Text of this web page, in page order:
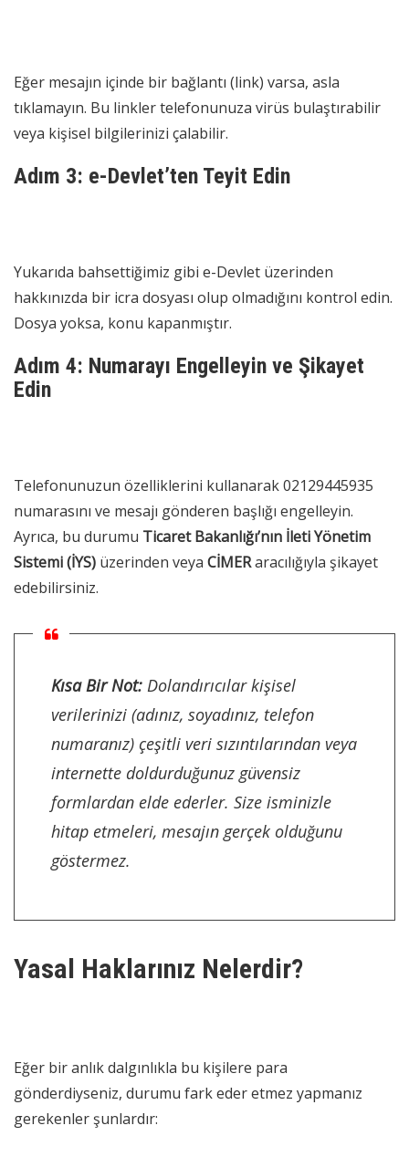
Eğer mesajın içinde bir bağlantı (link) varsa, asla
tıklamayın. Bu linkler telefonunuza virüs bulaştırabilir
veya kişisel bilgilerinizi çalabilir.
Adım 3: e-Devlet’ten Teyit Edin
Yukarıda bahsettiğimiz gibi e-Devlet üzerinden
hakkınızda bir icra dosyası olup olmadığını kontrol edin.
Dosya yoksa, konu kapanmıştır.
Adım 4: Numarayı Engelleyin ve Şikayet
Edin
Telefonunuzun özelliklerini kullanarak 02129445935
numarasını ve mesajı gönderen başlığı engelleyin.
Ayrıca, bu durumu Ticaret Bakanlığı’nın İleti Yönetim
Sistemi (İYS) üzerinden veya CİMERaracılığıyla şikayet
edebilirsiniz.
Kısa Bir Not: Dolandırıcılar kişisel
verilerinizi (adınız, soyadınız, telefon
numaranız) çeşitli veri sızıntılarından veya
internette doldurduğunuz güvensiz
formlardan elde ederler. Size isminizle
hitap etmeleri, mesajın gerçek olduğunu
göstermez.
Yasal Haklarınız Nelerdir?
Eğer bir anlık dalgınlıkla bu kişilere para
gönderdiyseniz, durumu fark eder etmez yapmanız
gerekenler şunlardır: